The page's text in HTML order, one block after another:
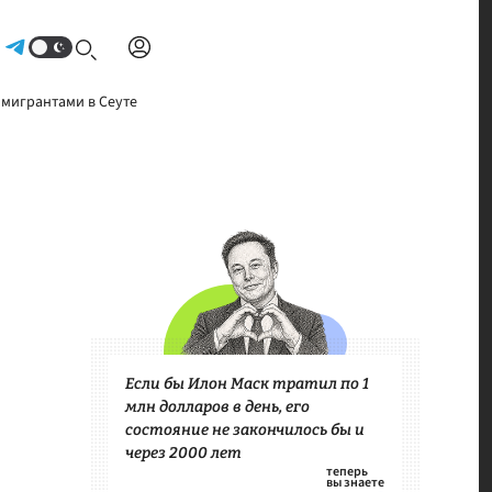
в Сеуте
Если бы Илон Маск тратил по 1
млн долларов в день, его
состояние не закончилось бы и
через 2000 лет